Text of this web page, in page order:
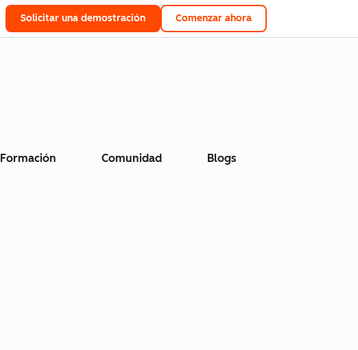
Solicitar una demostración Comenzar ahora
Formación Comunidad Blogs